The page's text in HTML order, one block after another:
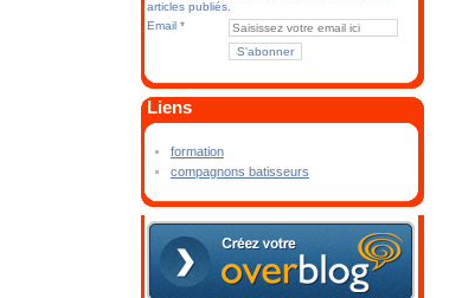
articles publiés.
Email
Liens
formation
compagnons batisseurs